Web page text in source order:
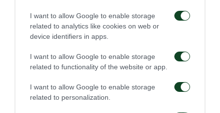
I want to allow Google to enable storage
related to analytics like cookies on web or
device identifiers in apps.
I want to allow Google to enable storage
related to functionality of the website or app.
I want to allow Google to enable storage
related to personalization.
46'
ΑΛΛΑΓΗ
ΣΧΟΛΙΟ
Έναρξη β’ ημιχρόνου.